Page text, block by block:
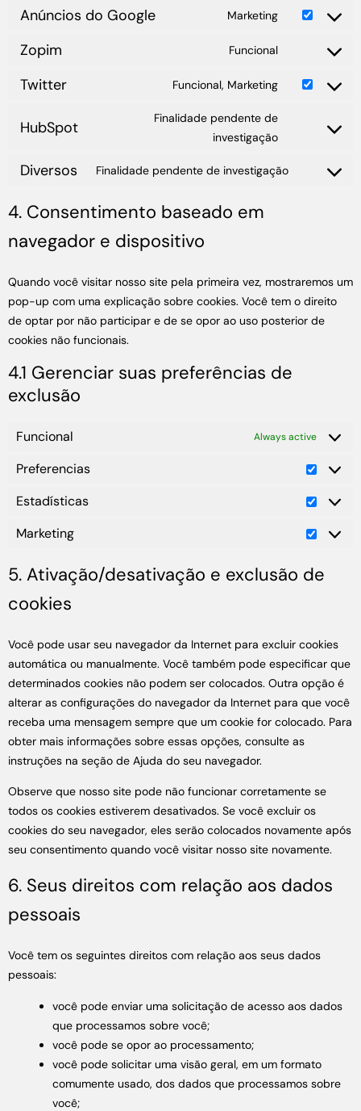
Anúncios do Google Marketing
Zopim Funcional
Twitter Funcional, Marketing
HubSpot
Finalidade pendente de
investigação
Diversos Finalidade pendente de investigação
4. Consentimento baseado em
navegador e dispositivo
Quando você visitar nosso site pela primeira vez, mostraremos um
pop-up com uma explicação sobre cookies. Você tem o direito
de optar por não participar e de se opor ao uso posterior de
cookies não funcionais.
4.1 Gerenciar suas preferências de
exclusão
Funcional Always active
Preferencias
Estadísticas
Marketing
5. Ativação/desativação e exclusão de
cookies
Você pode usar seu navegador da Internet para excluir cookies
automática ou manualmente. Você também pode especificar que
determinados cookies não podem ser colocados. Outra opção é
alterar as configurações do navegador da Internet para que você
receba uma mensagem sempre que um cookie for colocado. Para
obter mais informações sobre essas opções, consulte as
instruções na seção de Ajuda do seu navegador.
Observe que nosso site pode não funcionar corretamente se
todos os cookies estiverem desativados. Se você excluir os
cookies do seu navegador, eles serão colocados novamente após
seu consentimento quando você visitar nosso site novamente.
6. Seus direitos com relação aos dados
pessoais
Você tem os seguintes direitos com relação aos seus dados
pessoais:
você pode enviar uma solicitação de acesso aos dados
que processamos sobre você;
você pode se opor ao processamento;
você pode solicitar uma visão geral, em um formato
comumente usado, dos dados que processamos sobre
você;